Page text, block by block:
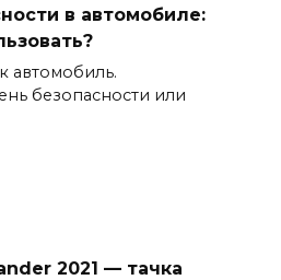
в автомобиле:
автомобиль.
безопасности или
2021 — тачка